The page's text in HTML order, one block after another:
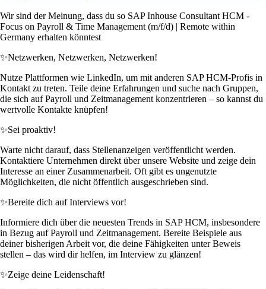
Wir sind der Meinung, dass du so SAP Inhouse Consultant HCM -
Focus on Payroll & Time Management (m/f/d) | Remote within
Germany erhalten könntest
✨Netzwerken, Netzwerken, Netzwerken!
Nutze Plattformen wie LinkedIn, um mit anderen SAP HCM-Profis in
Kontakt zu treten. Teile deine Erfahrungen und suche nach Gruppen,
die sich auf Payroll und Zeitmanagement konzentrieren – so kannst du
wertvolle Kontakte knüpfen!
✨Sei proaktiv!
Warte nicht darauf, dass Stellenanzeigen veröffentlicht werden.
Kontaktiere Unternehmen direkt über unsere Website und zeige dein
Interesse an einer Zusammenarbeit. Oft gibt es ungenutzte
Möglichkeiten, die nicht öffentlich ausgeschrieben sind.
✨Bereite dich auf Interviews vor!
Informiere dich über die neuesten Trends in SAP HCM, insbesondere
in Bezug auf Payroll und Zeitmanagement. Bereite Beispiele aus
deiner bisherigen Arbeit vor, die deine Fähigkeiten unter Beweis
stellen – das wird dir helfen, im Interview zu glänzen!
✨Zeige deine Leidenschaft!